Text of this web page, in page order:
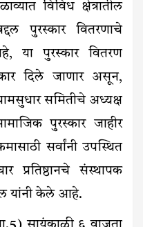
विविध क्षेत्रातील
पुरस्कार वितरणाचे
पुरस्कार वितरण
दिले जाणार असून,
समितीचे अध्यक्ष
पुरस्कार जाहीर
सर्वांनी उपस्थित
प्रतिष्ठानचे संस्थापक
यांनी केले आहे.